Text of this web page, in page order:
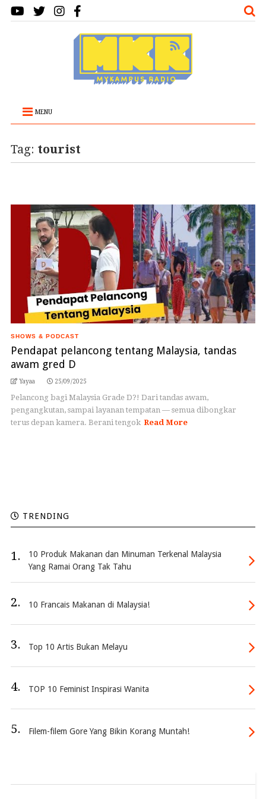
MENU
Tag: tourist
SHOWS & PODCAST
Pendapat pelancong tentang Malaysia, tandas
awam gred D
Yayaa 25/09/2025
Pelancong bagi Malaysia Grade D?! Dari tandas awam,
pengangkutan, sampai layanan tempatan — semua dibongkar
terus depan kamera. Berani tengok Read More
TRENDING
1.
10 Produk Makanan dan Minuman Terkenal Malaysia
Yang Ramai Orang Tak Tahu
2. 10 Francais Makanan di Malaysia!
3. Top 10 Artis Bukan Melayu
4. TOP 10 Feminist Inspirasi Wanita
5. Filem-filem Gore Yang Bikin Korang Muntah!